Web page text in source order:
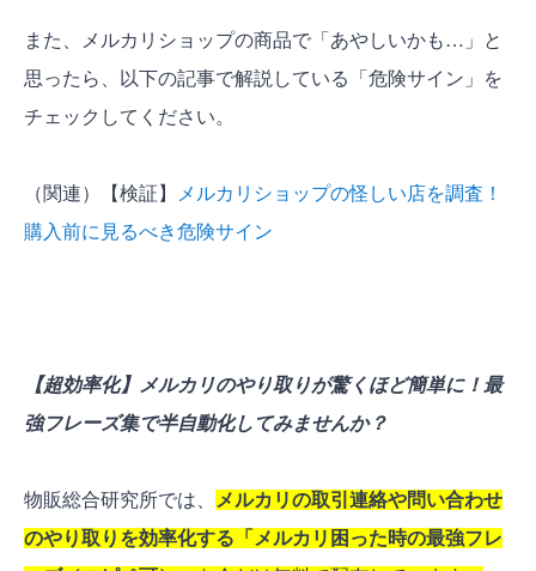
また、メルカリショップの商品で「あやしいかも…」と
思ったら、以下の記事で解説している「危険サイン」を
チェックしてください。
（関連）【検証】
メルカリショップの怪しい店を調査！
購入前に見るべき危険サイン
【超効率化】メルカリのやり取りが驚くほど簡単に！最
強フレーズ集で半自動化してみませんか？
物販総合研究所では、
メルカリの取引連絡や問い合わせ
のやり取りを効率化する「メルカリ困った時の最強フレ